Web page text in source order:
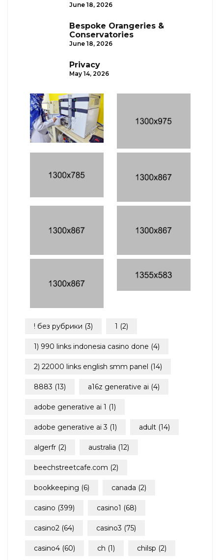
June 18, 2026
Bespoke Orangeries &
Conservatories
June 18, 2026
Privacy
May 14, 2026
! без рубрики (3) 1 (2)
1) 990 links indonesia casino done (4)
2) 22000 links english smm panel (14)
8883 (13) a16z generative ai (4)
adobe generative ai 1 (1)
adobe generative ai 3 (1) adult (14)
algerfr (2) australia (12)
beechstreetcafe.com (2)
bookkeeping (6) canada (2)
casino (399) casino1 (68)
casino2 (64) casino3 (75)
casino4 (60) ch (1) chilsp (2)